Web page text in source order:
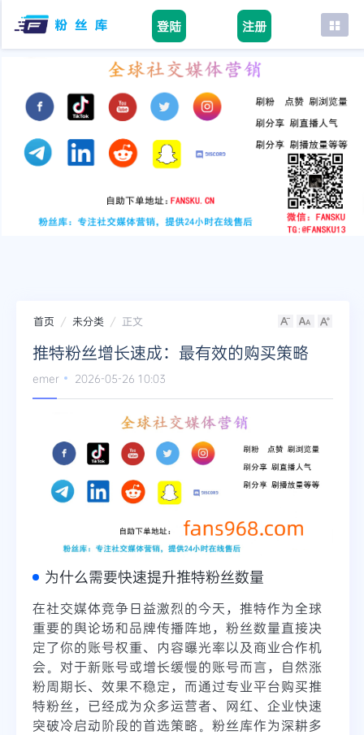
登陆 注册
首页
tiktok
youtube
instagram
首页 未分类 正文
推特粉丝增长速成：最有效的购买策略
emer 2026-05-26 10:03
为什么需要快速提升推特粉丝数量
在社交媒体竞争日益激烈的今天，推特作为全球
重要的舆论场和品牌传播阵地，粉丝数量直接决
定了你的账号权重、内容曝光率以及商业合作机
会。对于新账号或增长缓慢的账号而言，自然涨
粉周期长、效果不稳定，而通过专业平台购买推
特粉丝，已经成为众多运营者、网红、企业快速
突破冷启动阶段的首选策略。粉丝库作为深耕多